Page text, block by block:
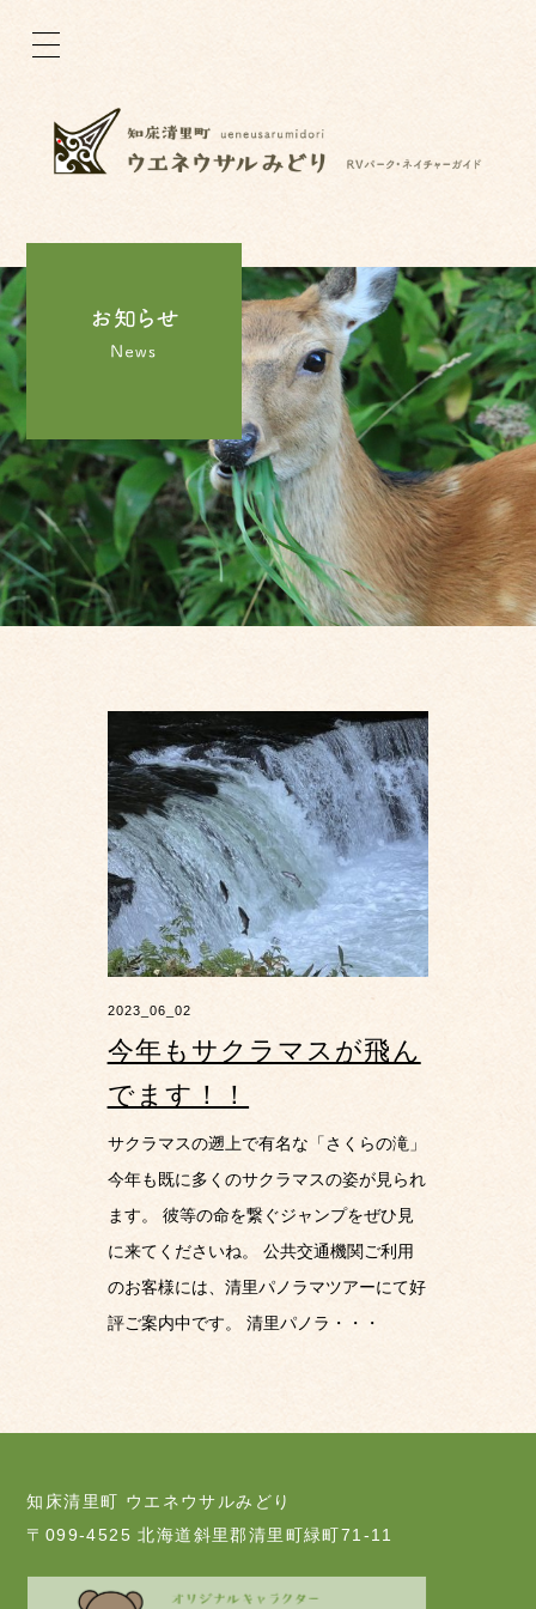
2023_06_02
今年もサクラマスが飛ん
でます！！
サクラマスの遡上で有名な「さくらの滝」
今年も既に多くのサクラマスの姿が見られ
ます。 彼等の命を繋ぐジャンプをぜひ見
に来てくださいね。 公共交通機関ご利用
のお客様には、清里パノラマツアーにて好
評ご案内中です。 清里パノラ・・・
知床清里町 ウエネウサルみどり
〒099-4525 北海道斜里郡清里町緑町71-11